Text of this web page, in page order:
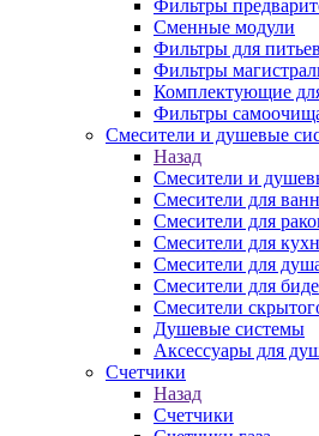
Фильтры
Сменные модули
Фильтры для
Фильтры
Комплектующие
Фильтры
Смесители и душевые
Назад
Смесители и
Смесители для
Смесители для
Смесители для
Смесители для
Смесители для биде
Смесители
Душевые системы
Аксессуары для
Счетчики
Назад
Счетчики